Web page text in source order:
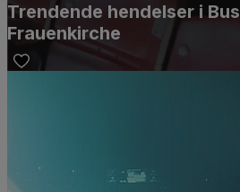
Trendende hendelser i
Frauenkirche